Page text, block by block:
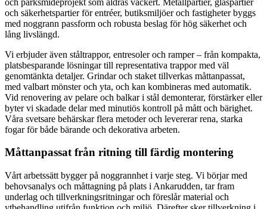
och säkerhetspartier för entréer, butiksmiljöer och fastigheter byggs
med noggrann passform och robusta beslag för hög säkerhet och
lång livslängd.
Vi erbjuder även ståltrappor, entresoler och ramper – från kompakta,
platsbesparande lösningar till representativa trappor med väl
genomtänkta detaljer. Grindar och staket tillverkas måttanpassat,
med valbart mönster och yta, och kan kombineras med automatik.
Vid renovering av pelare och balkar i stål demonterar, förstärker eller
byter vi skadade delar med minutiös kontroll på mått och bärighet.
Våra svetsare behärskar flera metoder och levererar rena, starka
fogar för både bärande och dekorativa arbeten.
Måttanpassat från ritning till färdig montering
Vårt arbetssätt bygger på noggrannhet i varje steg. Vi börjar med
behovsanalys och måttagning på plats i Ankarudden, tar fram
underlag och tillverkningsritningar och föreslår material och